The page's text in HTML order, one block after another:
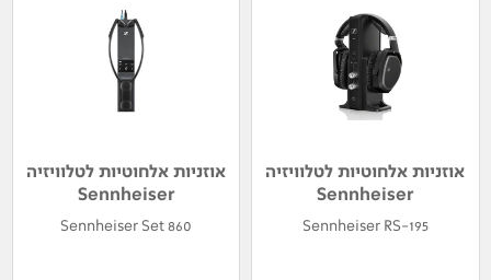
אוזניות אלחוטיות לטלוויזיה
Sennheiser
Sennheiser RS-195
אוזניות אלחוטיות לטלוויזיה
Sennheiser
Sennheiser Set 860